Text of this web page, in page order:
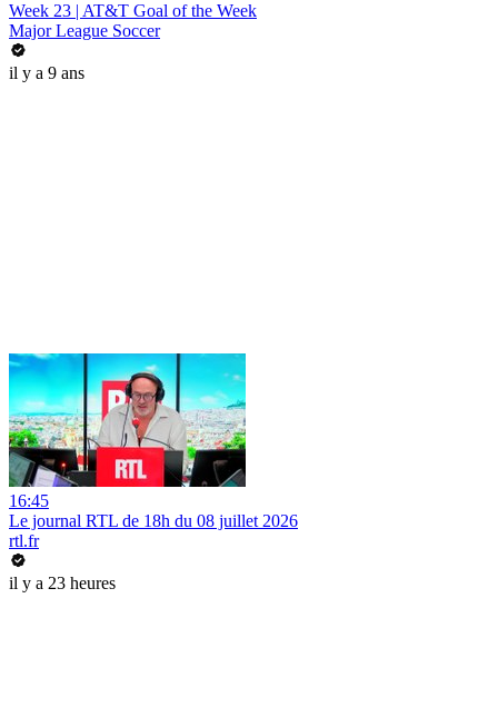
Week 23 | AT&T Goal of the Week
Major League Soccer
il y a 9 ans
16:45
Le journal RTL de 18h du 08 juillet 2026
rtl.fr
il y a 23 heures